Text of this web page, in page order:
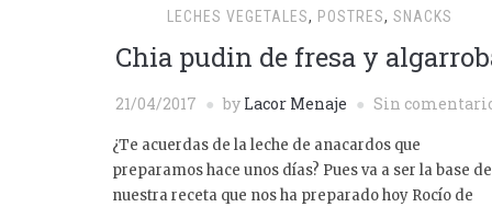
LECHES VEGETALES, POSTRES, SNACKS
Chia pudin de fresa y
21/04/2017 by Lacor Menaje Sin
¿Te acuerdas de la leche de anacardos que
preparamos hace unos días? Pues va a ser la base de
nuestra receta que nos ha preparado hoy Rocío de